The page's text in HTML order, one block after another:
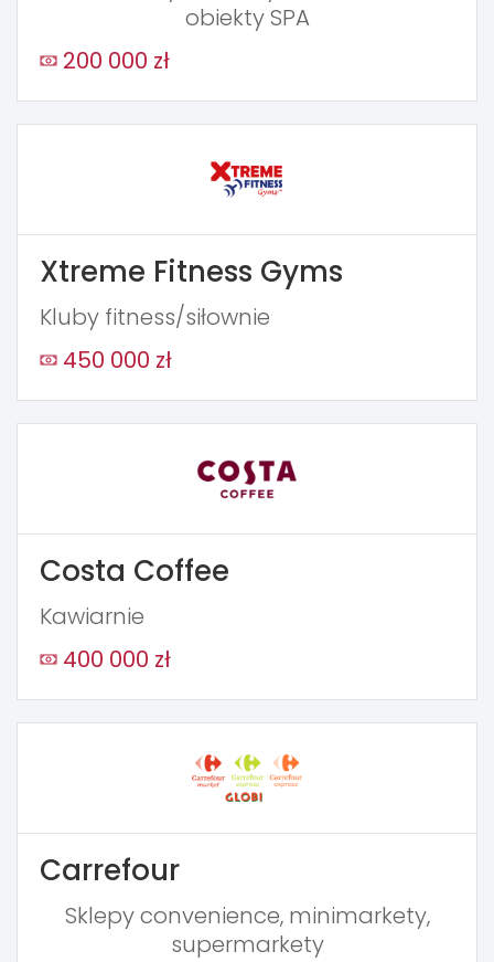
obiekty SPA
200 000 zł
Xtreme Fitness Gyms
Kluby fitness/siłownie
450 000 zł
Costa Coffee
Kawiarnie
400 000 zł
Carrefour
Sklepy convenience, minimarkety,
supermarkety